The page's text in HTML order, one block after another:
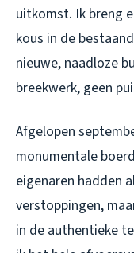
uitkomst. Ik breng
kous in de
nieuwe, naadloze
breekwerk, geen
Afgelopen
monumentale
eigenaren hadden
verstoppingen,
in de authentieke